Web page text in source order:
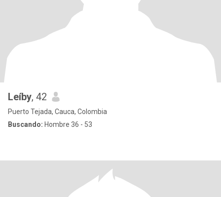
Leíby, 42
Puerto Tejada, Cauca, Colombia
Buscando: Hombre 36 - 53